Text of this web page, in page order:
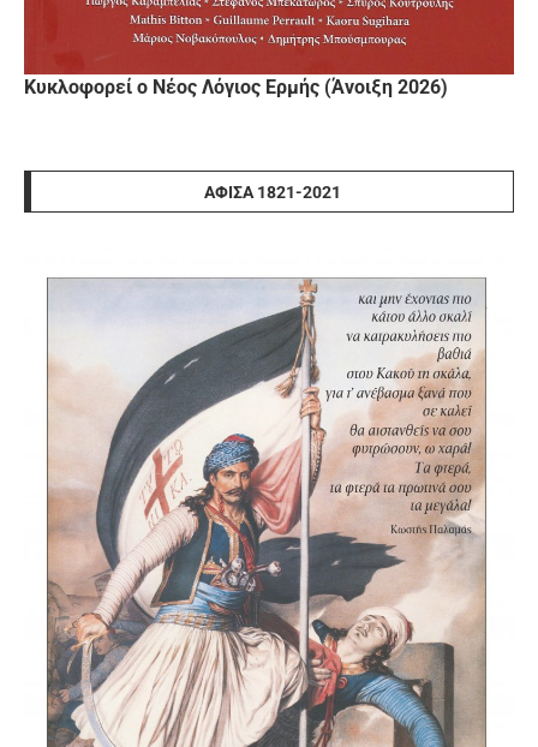
Κυκλοφορεί ο Νέος Λόγιος Ερμής (Άνοιξη 2026)
ΑΦΊΣΑ 1821-2021